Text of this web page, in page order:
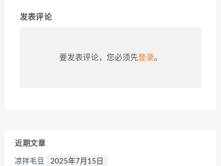
发表评论
要发表评论，您必须先登录。
近期文章
凉拌毛豆 2025年7月15日